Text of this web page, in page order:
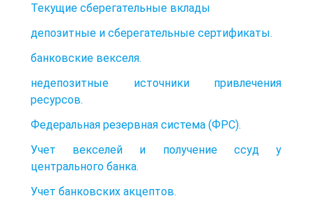
Текущие сберегательные вклады
депозитные и сберегательные сертификаты.
банковские векселя.
недепозитные источники привлечения
ресурсов.
Федеральная резервная система (ФРС).
Учет векселей и получение ссуд у
центрального банка.
Учет банковских акцептов.